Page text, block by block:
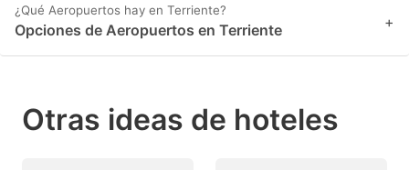
¿Qué Aeropuertos hay en Terriente?
Opciones de Aeropuertos en Terriente +
Otras ideas de hoteles